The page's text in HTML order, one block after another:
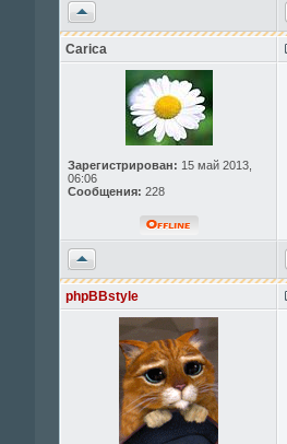
Вернуться
к
началу
Carica
Зарегистрирован: 15 май 2013,
06:06
Сообщения: 228
Вернуться
к
началу
phpBBstyle